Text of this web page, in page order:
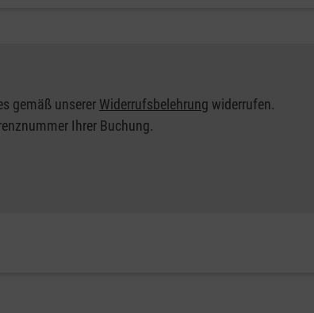
gemäß unserer Widerrufsbelehrung widerrufen.
Ihrer Buchung.